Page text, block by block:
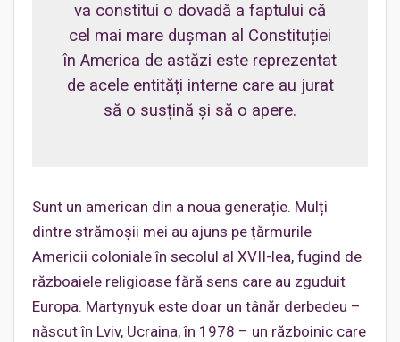
va constitui o dovadă a faptului că
cel mai mare dușman al Constituției
în America de astăzi este reprezentat
de acele entități interne care au jurat
să o susțină și să o apere.
Sunt un american din a noua generație. Mulți
dintre strămoșii mei au ajuns pe țărmurile
Americii coloniale în secolul al XVII-lea, fugind de
războaiele religioase fără sens care au zguduit
Europa. Martynyuk este doar un tânăr derbedeu –
născut în Lviv, Ucraina, în 1978 – un războinic care